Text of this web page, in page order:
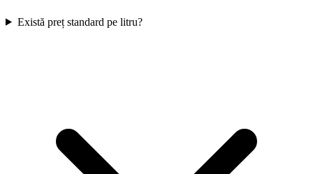
Există preț standard pe litru?